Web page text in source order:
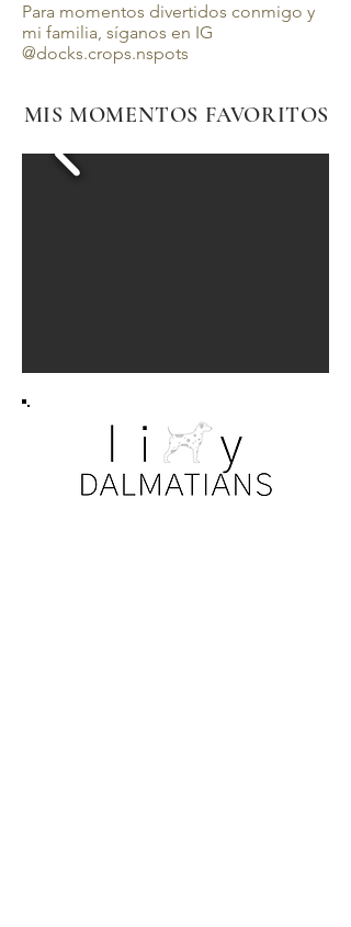
Para momentos divertidos conmigo y
mi familia, síganos en IG
@docks.crops.nspots
MIS MOMENTOS FAVORITOS